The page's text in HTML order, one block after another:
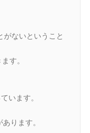
がないということ
す。
います。
ります。